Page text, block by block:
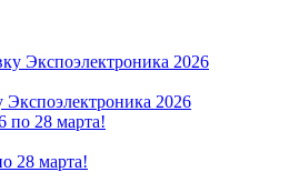
2026
28 марта!